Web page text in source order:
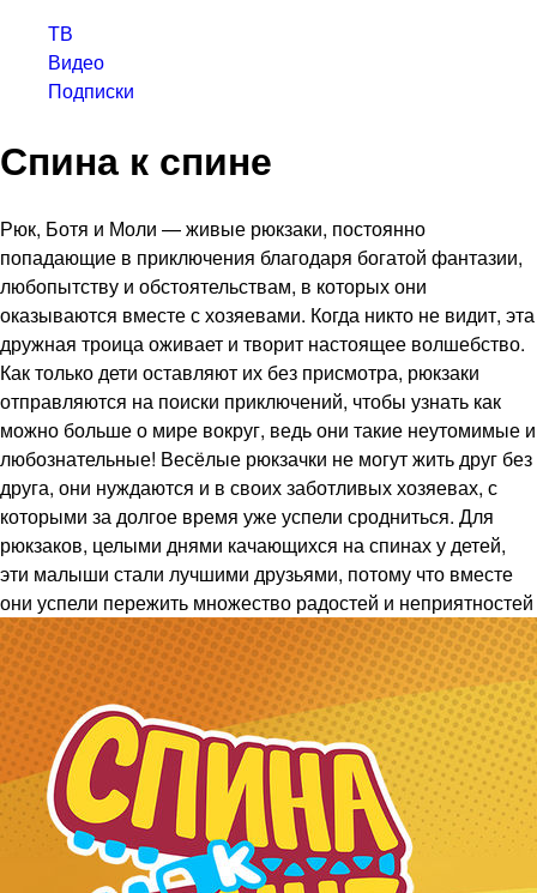
ТВ
Видео
Подписки
Спина к спине
Рюк, Ботя и Моли — живые рюкзаки, постоянно
попадающие в приключения благодаря богатой фантазии,
любопытству и обстоятельствам, в которых они
оказываются вместе с хозяевами. Когда никто не видит, эта
дружная троица оживает и творит настоящее волшебство.
Как только дети оставляют их без присмотра, рюкзаки
отправляются на поиски приключений, чтобы узнать как
можно больше о мире вокруг, ведь они такие неутомимые и
любознательные! Весёлые рюкзачки не могут жить друг без
друга, они нуждаются и в своих заботливых хозяевах, с
которыми за долгое время уже успели сродниться. Для
рюкзаков, целыми днями качающихся на спинах у детей,
эти малыши стали лучшими друзьями, потому что вместе
они успели пережить множество радостей и неприятностей